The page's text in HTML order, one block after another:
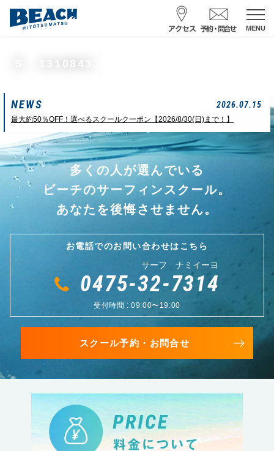
MENU
スクール予約・お問合せ
サーフ ナミイーヨ
0475-32-7314
受付時間 : 09:00〜19:00
一松海岸 波情報
状態 風
07:42
S__1310843
NEWS 2026.07.15
最大約50％OFF！選べるスクールクーポン【2026/8/30(日)まで！】
多くの人が選んでいる
ビーチのサーフィンスクール。
あなたを後悔させません。
お電話でのお問い合わせはこちら
サーフ ナミイーヨ
0475-32-7314
受付時間 : 09:00〜19:00
スクール予約・お問合せ